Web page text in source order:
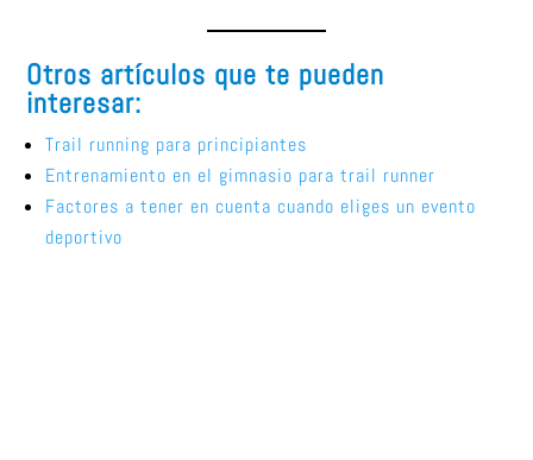
Otros artículos que te pueden
interesar:
Trail running para principiantes
Entrenamiento en el gimnasio para trail runner
Factores a tener en cuenta cuando eliges un evento
deportivo